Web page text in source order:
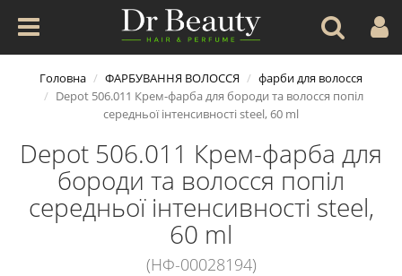
Головна ФАРБУВАННЯ ВОЛОССЯ
фарби для волосся
Depot 506.011 Крем-фарба для бороди та волосся попіл
середньої інтенсивності steel, 60 ml
Depot 506.011 Крем-фарба для
бороди та волосся попіл
середньої інтенсивності steel,
60 ml
(НФ-00028194)